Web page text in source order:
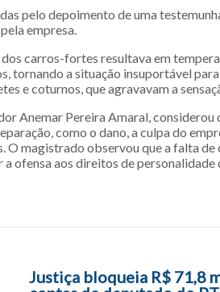
pelo depoimento de uma
empresa.
carros-fortes resultava em
tornando a situação insuportável
e coturnos, que agravavam a
Anemar Pereira Amaral, considerou
como o dano, a culpa do
magistrado observou que a falta de
ofensa aos direitos de personalidade
Justiça bloqueia R$ 71,8